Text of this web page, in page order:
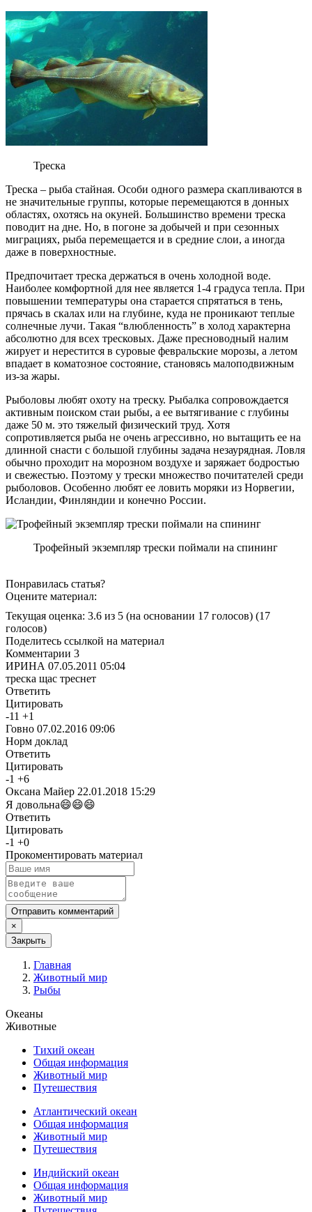
Треска
Треска – рыба стайная. Особи одного размера скапливаются в
не значительные группы, которые перемещаются в донных
областях, охотясь на окуней. Большинство времени треска
поводит на дне. Но, в погоне за добычей и при сезонных
миграциях, рыба перемещается и в средние слои, а иногда
даже в поверхностные.
Предпочитает треска держаться в очень холодной воде.
Наиболее комфортной для нее является 1-4 градуса тепла. При
повышении температуры она старается спрятаться в тень,
прячась в скалах или на глубине, куда не проникают теплые
солнечные лучи. Такая “влюбленность” в холод характерна
абсолютно для всех тресковых. Даже пресноводный налим
жирует и нерестится в суровые февральские морозы, а летом
впадает в коматозное состояние, становясь малоподвижным
из-за жары.
Рыболовы любят охоту на треску. Рыбалка сопровождается
активным поиском стаи рыбы, а ее вытягивание с глубины
даже 50 м. это тяжелый физический труд. Хотя
сопротивляется рыба не очень агрессивно, но вытащить ее на
длинной снасти с большой глубины задача незаурядная. Ловля
обычно проходит на морозном воздухе и заряжает бодростью
и свежестью. Поэтому у трески множество почитателей среди
рыболовов. Особенно любят ее ловить моряки из Норвегии,
Исландии, Финляндии и конечно России.
Трофейный экземпляр трески поймали на спининг
Понравилась статья?
Оцените материал:
Текущая оценка: 3.6 из 5 (на основании 17 голосов) (17
голосов)
Поделитесь ссылкой на материал
Комментарии 3
ИРИНА 07.05.2011 05:04
треска щас треснет
Ответить
Цитировать
-11 +1
Говно 07.02.2016 09:06
Норм доклад
Ответить
Цитировать
-1 +6
Оксана Майер 22.01.2018 15:29
Я довольна😄😄😄
Ответить
Цитировать
-1 +0
Прокоментировать материал
Отправить комментарий
×
Закрыть
Главная
Животный мир
Рыбы
Океаны
Животные
Тихий океан
Общая информация
Животный мир
Путешествия
Атлантический океан
Общая информация
Животный мир
Путешествия
Индийский океан
Общая информация
Животный мир